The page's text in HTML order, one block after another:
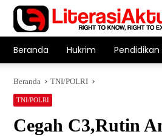
Beranda Hukrim Pendidikan
Beranda TNI/POLRI
TNI/POLRI
Cegah C3,Rutin